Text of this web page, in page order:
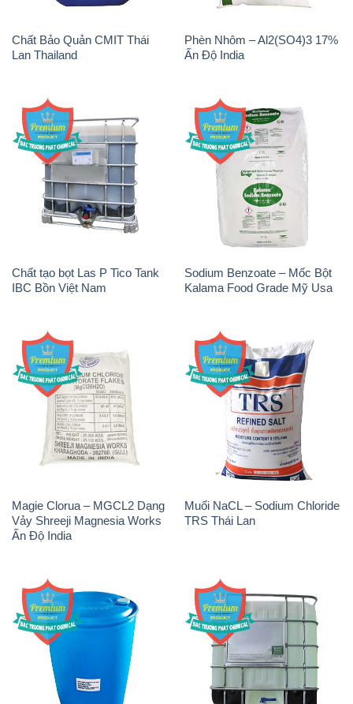
Chất Bảo Quản CMIT Thái
Lan Thailand
Phèn Nhôm – Al2(SO4)3 17%
Ấn Độ India
Chất tạo bọt Las P Tico Tank
IBC Bồn Việt Nam
Sodium Benzoate – Mốc Bột
Kalama Food Grade Mỹ Usa
Magie Clorua – MGCL2 Dạng
Vảy Shreeji Magnesia Works
Ấn Độ India
Muối NaCL – Sodium Chloride
TRS Thái Lan